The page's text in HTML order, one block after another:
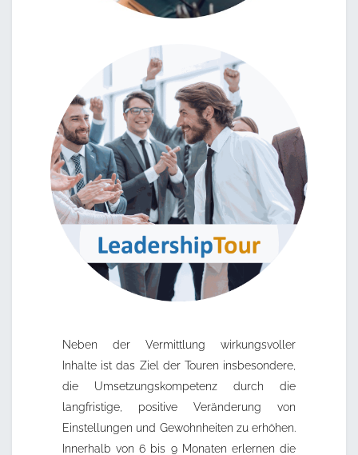
Neben der Vermittlung wirkungsvoller
Inhalte ist das Ziel der Touren insbesondere,
die Umsetzungskompetenz durch die
langfristige, positive Veränderung von
Einstellungen und Gewohnheiten zu erhöhen.
Innerhalb von 6 bis 9 Monaten erlernen die